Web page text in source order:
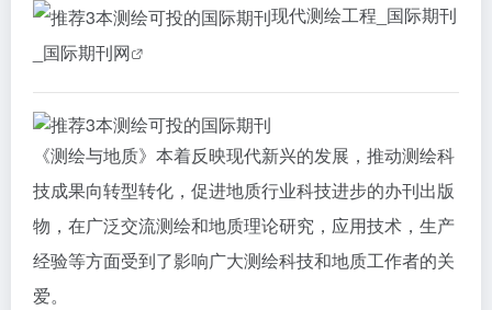
现代测绘工程_国际期刊
_国际期刊网
《测绘与地质》本着反映现代新兴的发展，推动测绘科
技成果向转型转化，促进地质行业科技进步的办刊出版
物，在广泛交流测绘和地质理论研究，应用技术，生产
经验等方面受到了影响广大测绘科技和地质工作者的关
爱。